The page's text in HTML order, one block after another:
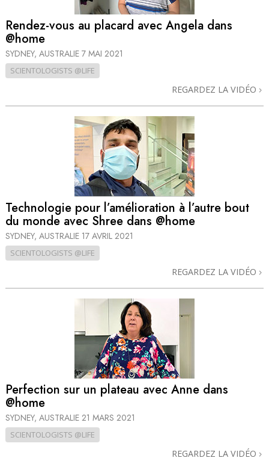
Rendez-vous au placard avec Angela dans
@home
SYDNEY, AUSTRALIE 7 MAI 2021
SCIENTOLOGISTS @LIFE
REGARDEZ LA VIDÉO
Technologie pour l’amélioration à l’autre bout
du monde avec Shree dans @home
SYDNEY, AUSTRALIE 17 AVRIL 2021
SCIENTOLOGISTS @LIFE
REGARDEZ LA VIDÉO
Perfection sur un plateau avec Anne dans
@home
SYDNEY, AUSTRALIE 21 MARS 2021
SCIENTOLOGISTS @LIFE
REGARDEZ LA VIDÉO